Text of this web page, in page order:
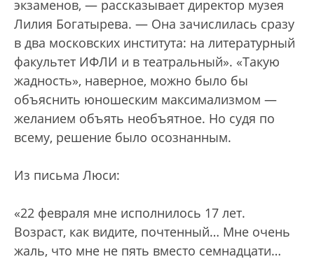
экзаменов, — рассказывает директор музея
Лилия Богатырева. — Она зачислилась сразу
в два московских института: на литературный
факультет ИФЛИ и в театральный». «Такую
жадность», наверное, можно было бы
объяснить юношеским максимализмом —
желанием объять необъятное. Но судя по
всему, решение было осознанным.
Из письма Люси:
«22 февраля мне исполнилось 17 лет.
Возраст, как видите, почтенный… Мне очень
жаль, что мне не пять вместо семнадцати…